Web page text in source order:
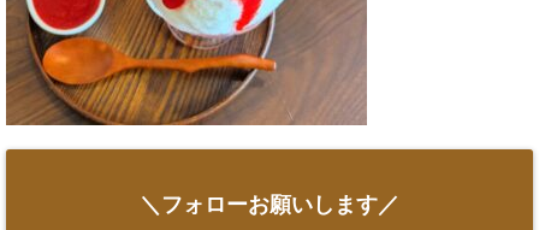
＼フォローお願いします／